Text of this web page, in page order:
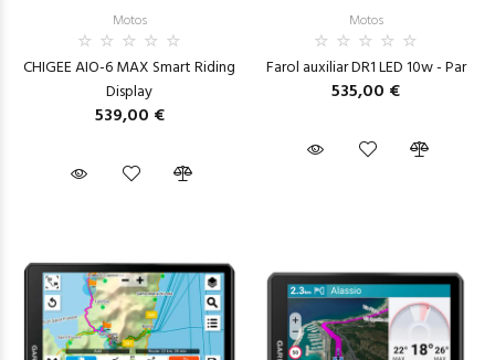
Motos
CHIGEE AIO-6 MAX Smart Riding
Display
539,00 €
Motos
Farol auxiliar DR1 LED 10w - Par
535,00 €